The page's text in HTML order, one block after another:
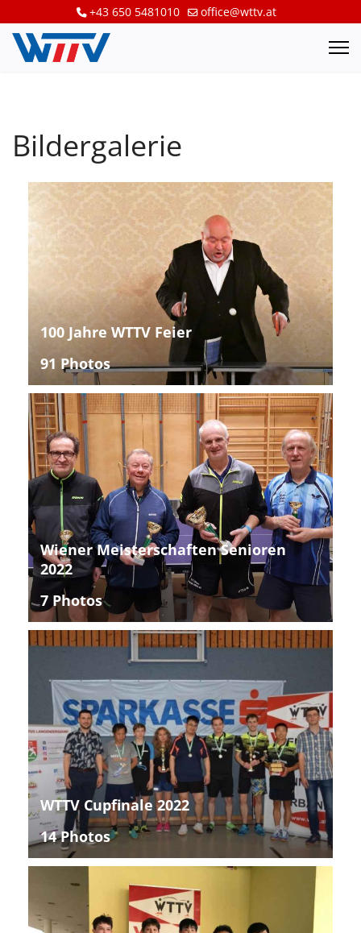
+43 650 5481010 office@wttv.at
Bildergalerie
100 Jahre WTTV Feier
91 Photos
Wiener Meisterschaften Senioren
2022
7 Photos
WTTV Cupfinale 2022
14 Photos